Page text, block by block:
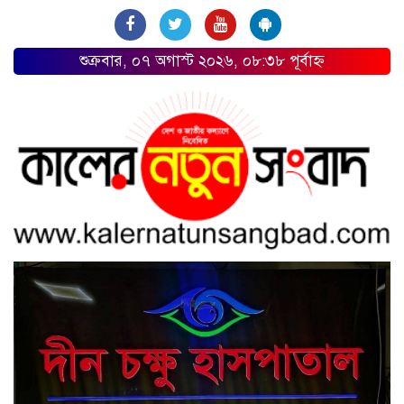
শুক্রবার, ০৭ অগাস্ট ২০২৬, ০৮:৩৮ পূর্বাহ্ন